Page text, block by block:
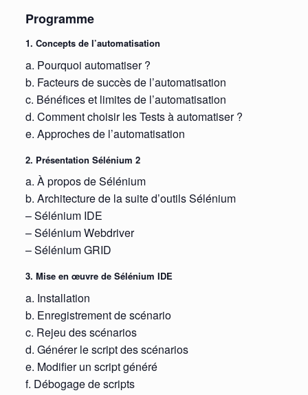
Programme
1. Concepts de l’automatisation
a. Pourquoi automatiser ?
b. Facteurs de succès de l’automatisation
c. Bénéfices et limites de l’automatisation
d. Comment choisir les Tests à automatiser ?
e. Approches de l’automatisation
2. Présentation Sélénium 2
a. À propos de Sélénium
b. Architecture de la suite d’outils Sélénium
– Sélénium IDE
– Sélénium Webdriver
– Sélénium GRID
3. Mise en œuvre de Sélénium IDE
a. Installation
b. Enregistrement de scénario
c. Rejeu des scénarios
d. Générer le script des scénarios
e. Modifier un script généré
f. Débogage de scripts